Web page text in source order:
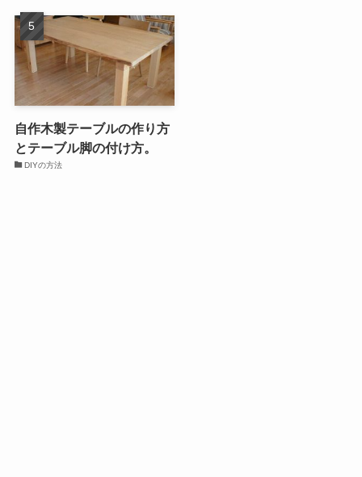
自作木製テーブルの作り方
とテーブル脚の付け方。
DIYの方法